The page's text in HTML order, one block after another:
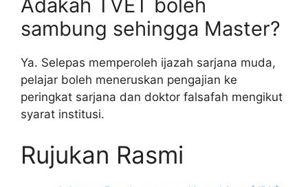
Adakah TVET boleh
sambung sehingga Master?
Ya. Selepas memperoleh ijazah sarjana muda,
pelajar boleh meneruskan pengajian ke
peringkat sarjana dan doktor falsafah mengikut
syarat institusi.
Rujukan Rasmi